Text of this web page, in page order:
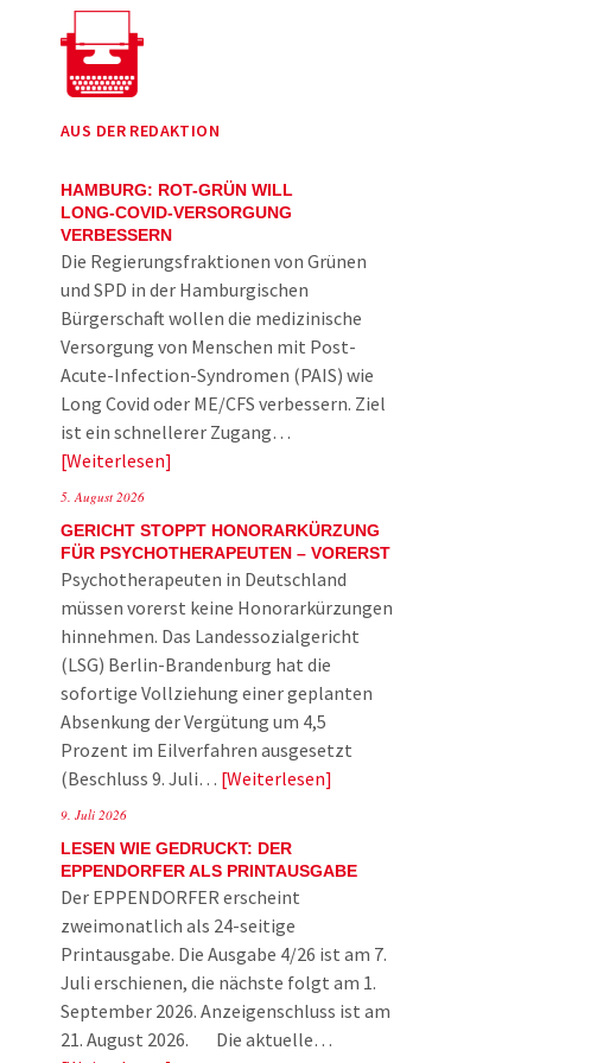
AUS DER REDAKTION
HAMBURG: ROT-GRÜN WILL
LONG-COVID-VERSORGUNG
VERBESSERN
Die Regierungsfraktionen von Grünen
und SPD in der Hamburgischen
Bürgerschaft wollen die medizinische
Versorgung von Menschen mit Post-
Acute-Infection-Syndromen (PAIS) wie
Long Covid oder ME/CFS verbessern. Ziel
ist ein schnellerer Zugang…
Weiterlesen
5. August 2026
GERICHT STOPPT HONORARKÜRZUNG
FÜR PSYCHOTHERAPEUTEN – VORERST
Psychotherapeuten in Deutschland
müssen vorerst keine Honorarkürzungen
hinnehmen. Das Landessozialgericht
(LSG) Berlin-Brandenburg hat die
sofortige Vollziehung einer geplanten
Absenkung der Vergütung um 4,5
Prozent im Eilverfahren ausgesetzt
(Beschluss 9. Juli… Weiterlesen
9. Juli 2026
LESEN WIE GEDRUCKT: DER
EPPENDORFER ALS PRINTAUSGABE
Der EPPENDORFER erscheint
zweimonatlich als 24-seitige
Printausgabe. Die Ausgabe 4/26 ist am 7.
Juli erschienen, die nächste folgt am 1.
September 2026. Anzeigenschluss ist am
21. August 2026. Die aktuelle…